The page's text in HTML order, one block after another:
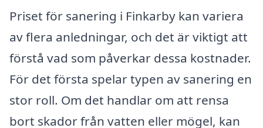
Priset för sanering i Finkarby kan variera
av flera anledningar, och det är viktigt att
förstå vad som påverkar dessa kostnader.
För det första spelar typen av sanering en
stor roll. Om det handlar om att rensa
bort skador från vatten eller mögel, kan